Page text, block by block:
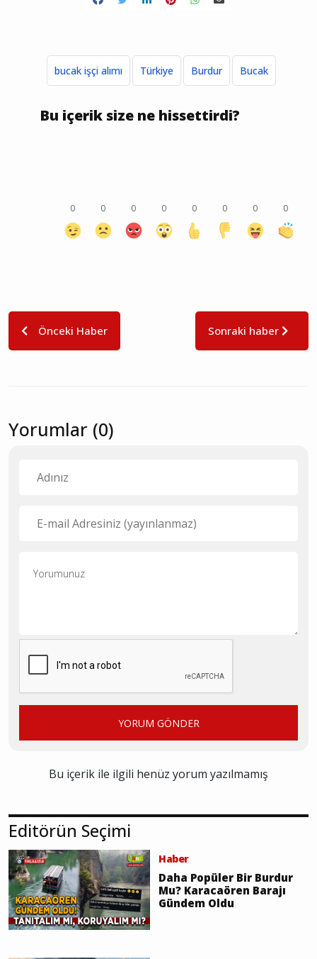
bucak işçi alımı Türkiye Burdur Bucak
Bu içerik size ne hissettirdi?
0 0 0 0 0 0 0 0
Önceki Haber Sonraki haber
Yorumlar (0)
YORUM GÖNDER
Bu içerik ile ilgili henüz yorum yazılmamış
Editörün Seçimi
Haber
Daha Popüler Bir Burdur
Mu? Karacaören Barajı
Gündem Oldu